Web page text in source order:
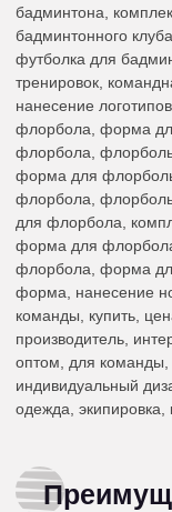
бадминтона,
бадминтонного
футболка для
тренировок,
нанесение
флорбола, форма
флорбола,
форма для
флорбола,
для флорбола,
форма для
флорбола, форма
форма, нанесение
команды, купить,
производитель,
оптом, для
индивидуальный
одежда,